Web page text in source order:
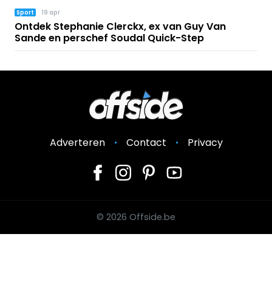
Sport 19 apr
Ontdek Stephanie Clerckx, ex van Guy Van
Sande en perschef Soudal Quick-Step
Adverteren Contact Privacy
© 2026 Offside.be